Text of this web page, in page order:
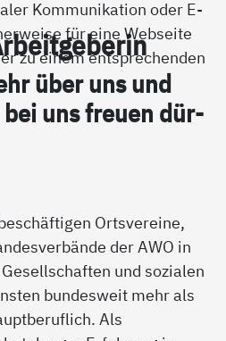
über uns und
bei uns freu­en dür­
Ortsvereine,
der AWO in
und sozialen
bundesweit mehr als
Als